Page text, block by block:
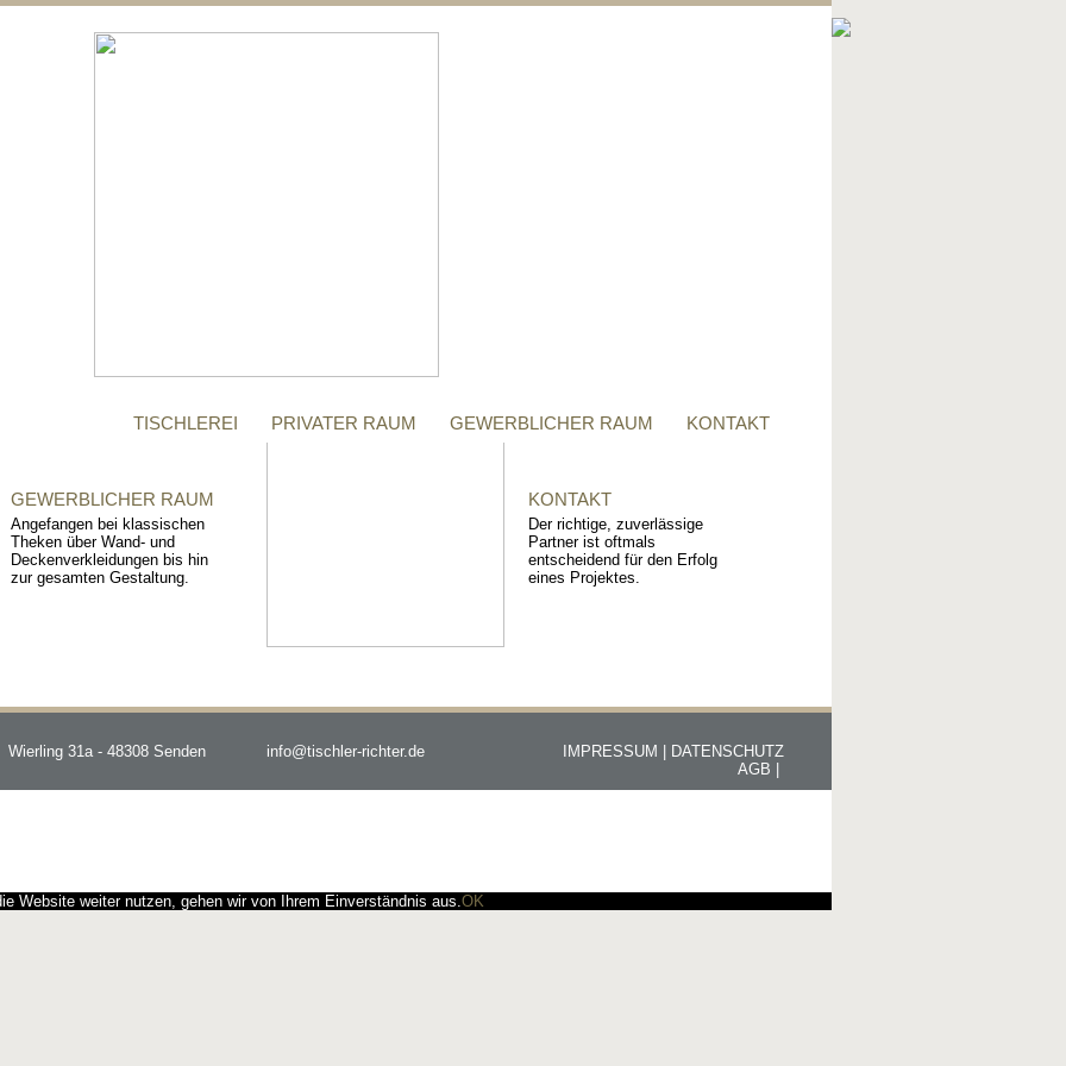
TISCHLEREI PRIVATER RAUM GEWERBLICHER RAUM KONTAKT
GEWERBLICHER RAUM
Angefangen bei klassischen
Theken über Wand- und
Deckenverkleidungen bis hin
zur gesamten Gestaltung.
KONTAKT
Der richtige, zuverlässige
Partner ist oftmals
entscheidend für den Erfolg
eines Projektes.
Wierling 31a - 48308 Senden info@tischler-richter.de DATENSCHUTZ
IMPRESSUM |
AGB |
Website weiter nutzen, gehen wir von Ihrem Einverständnis aus.OK